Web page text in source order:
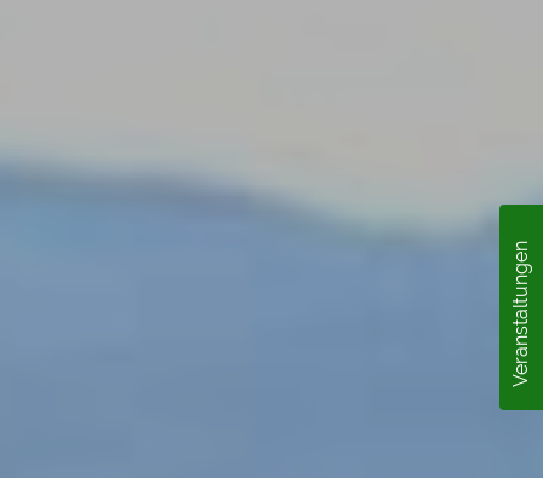
Veranstaltungen